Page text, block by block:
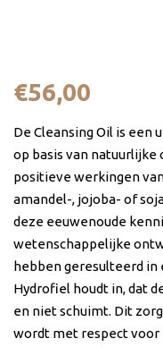
€56,00
De Cleansing Oil is een
op basis van natuurlijke
positieve werkingen
amandel-, jojoba- of
deze eeuwenoude
wetenschappelijke
hebben geresulteerd in
Hydrofiel houdt in, dat
en niet schuimt. Dit
wordt met respect voor